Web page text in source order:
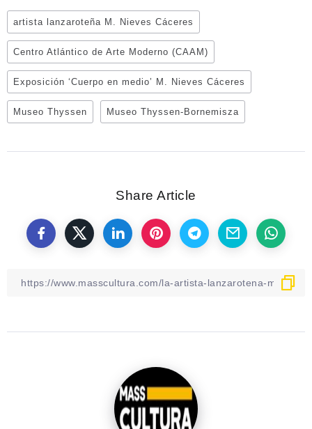
artista lanzaroteña M. Nieves Cáceres
Centro Atlántico de Arte Moderno (CAAM)
Exposición ‘Cuerpo en medio’ M. Nieves Cáceres
Museo Thyssen Museo Thyssen-Bornemisza
Share Article